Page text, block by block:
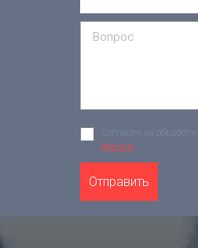
Согласен на обработку
данных
Отправить